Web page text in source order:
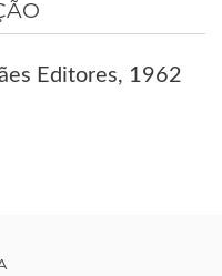
Editores, 1962